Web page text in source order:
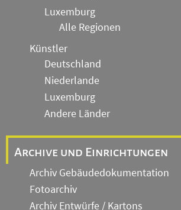
Luxemburg
Alle Regionen
Künstler
Deutschland
Niederlande
Luxemburg
Andere Länder
Archive und Einrichtungen
Archiv Gebäudedokumentation
Fotoarchiv
Archiv Entwürfe / Kartons